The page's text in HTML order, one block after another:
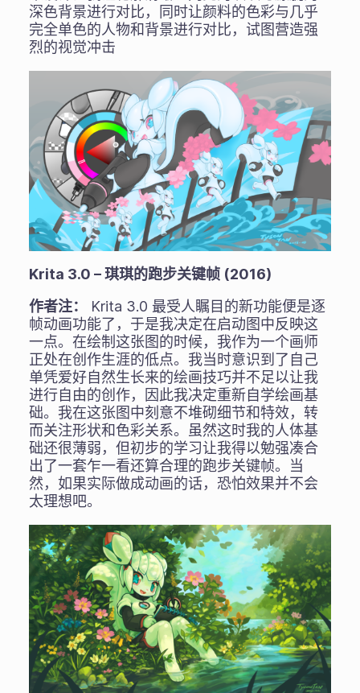
深色背景进行对比，同时让颜料的色彩与几乎
完全单色的人物和背景进行对比，试图营造强
烈的视觉冲击
Krita 3.0 – 琪琪的跑步关键帧 (2016)
作者注：
Krita 3.0 最受人瞩目的新功能便是逐
帧动画功能了，于是我决定在启动图中反映这
一点。在绘制这张图的时候，我作为一个画师
正处在创作生涯的低点。我当时意识到了自己
单凭爱好自然生长来的绘画技巧并不足以让我
进行自由的创作，因此我决定重新自学绘画基
础。我在这张图中刻意不堆砌细节和特效，转
而关注形状和色彩关系。虽然这时我的人体基
础还很薄弱，但初步的学习让我得以勉强凑合
出了一套乍一看还算合理的跑步关键帧。当
然，如果实际做成动画的话，恐怕效果并不会
太理想吧。